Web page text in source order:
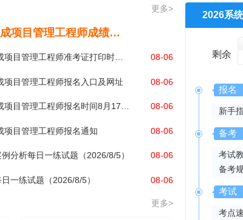
更多>
2026年上半年系统集成项目管理工程师成绩考后多久公布？
08-06
目管理工程师报名入口及网址 08-06
08-06
项目管理工程师报名通知 08-06
分析每日一练试题（2026/8/5） 08-06
一练试题（2026/8/5） 08-06
更多>
2026系
剩余
报名
新手
备考
考试
备考
考试
考点